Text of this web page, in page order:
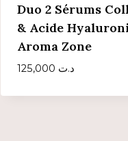
Duo 2 Sérums
& Acide
Aroma Zone
د.ت